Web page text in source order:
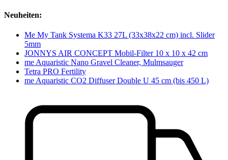
Neuheiten:
Me My Tank Systema K33 27L (33x38x22 cm) incl. Slider
5mm
JONNYS AIR CONCEPT Mobil-Filter 10 x 10 x 42 cm
me Aquaristic Nano Gravel Cleaner, Mulmsauger
Tetra PRO Fertility
me Aquaristic CO2 Diffuser Double U 45 cm (bis 450 L)